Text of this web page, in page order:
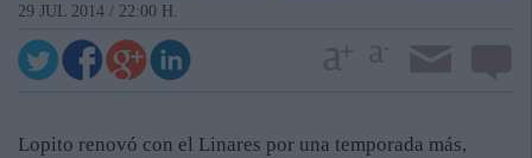
29 JUL 2014 / 22:00 H.
Lopito renovó con el Linares por una temporada más,